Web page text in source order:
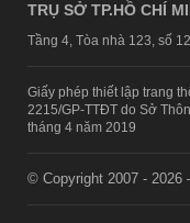
TRỤ SỞ TP.HỒ CHÍ
Tầng 4, Tòa nhà 123, số
Giấy phép thiết lập trang
2215/GP-TTĐT do Sở
tháng 4 năm 2019
© Copyright 2007 - 2026